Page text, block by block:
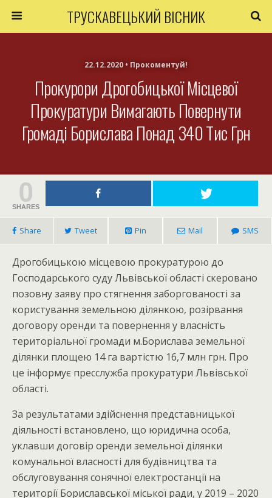
ТРУСКАВЕЦЬКИЙ ВІСНИК
22.12.2020 • Прокоментуй!
Прокурори Дрогобицької Місцевої
Прокуратури Вимагають Повернути
Громаді Борислава Понад 340 Тис Грн
0
SHARES
Share Tweet Pin Mail SMS
Дрогобицькою місцевою прокуратурою до
Господарського суду Львівської області скеровано
позовну заяву про стягнення заборгованості за
користування земельною ділянкою, розірвання
договору оренди та повернення у власність
територіальної громади м.Борислава земельної
ділянки площею 14 га вартістю 16,7 млн грн. Про
це інформує пресслужба прокуратури Львівської
області.
За результатами здійснення представницької
діяльності встановлено, що юридична особа,
уклавши договір оренди земельної ділянки
комунальної власності для будівництва та
обслуговування сонячної електростанції на
території Бориславської міської ради, у 2019 – 2020